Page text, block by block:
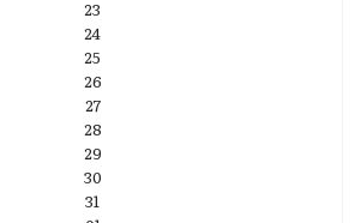
23
24
25
26
27
28
29
30
31